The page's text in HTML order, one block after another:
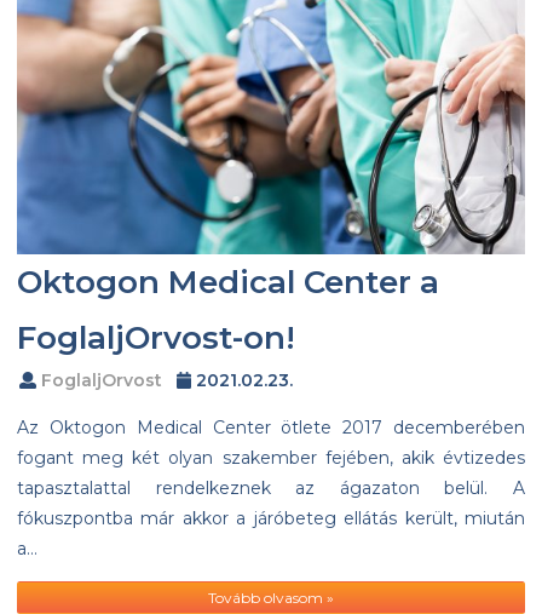
Oktogon Medical Center a
FoglaljOrvost-on!
FoglaljOrvost 2021.02.23.
Az Oktogon Medical Center ötlete 2017 decemberében
fogant meg két olyan szakember fejében, akik évtizedes
tapasztalattal rendelkeznek az ágazaton belül. A
fókuszpontba már akkor a járóbeteg ellátás került, miután
a…
Tovább olvasom »